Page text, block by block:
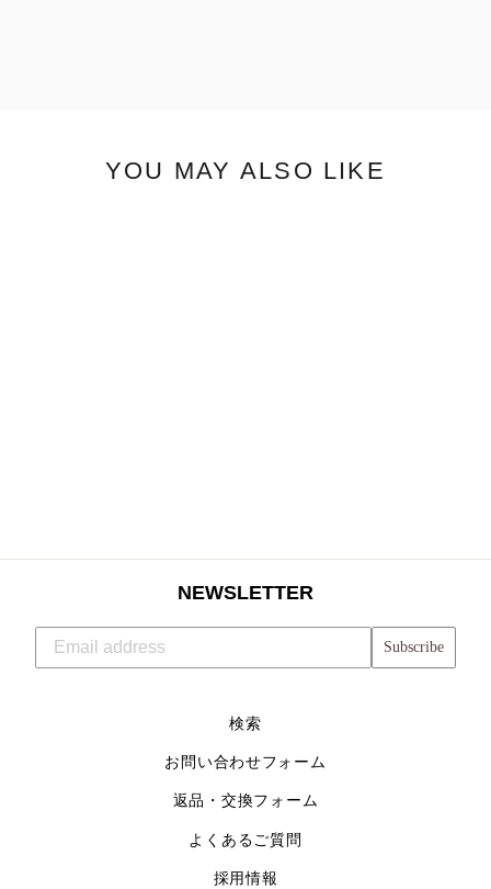
YOU MAY ALSO LIKE
NEWSLETTER
Subscribe
検索
お問い合わせフォーム
返品・交換フォーム
よくあるご質問
採用情報